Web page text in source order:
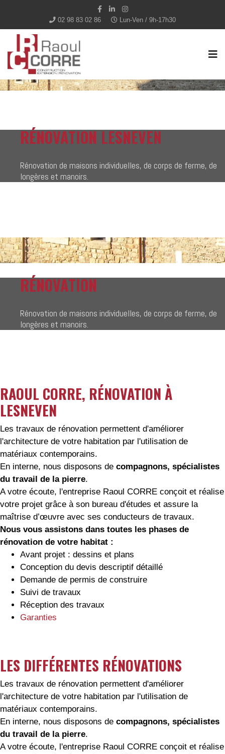
02 98 83 02 86 Lun-Ven / 9h-17h30
RÉNOVATION LESNEVEN
Rénovation de maisons individuelles, de corps de ferme, de
longères et manoirs.
RÉNOVATION
Rénovation de maisons individuelles, de corps de ferme, de
longères et manoirs.
RAOUL CORRE, RÉNOVATION À
LESNEVEN
Les travaux de rénovation permettent d'améliorer
l'architecture de votre habitation par l'utilisation de
matériaux contemporains.
En interne, nous disposons de compagnons, spécialistes
du travail de la pierre.
A votre écoute, l'entreprise Raoul CORRE conçoit et réalise
votre projet grâce à son bureau d'études et assure la
maîtrise d’œuvre avec ses conducteurs de travaux.
Nous vous assistons dans toutes les phases de
rénovation de votre habitat :
Avant projet : dessins et plans
Conception du devis descriptif détaillé
Demande de permis de construire
Suivi de travaux
Réception des travaux
Garanties
LES DIFFÉRENTES RÉNOVATIONS
Les travaux de rénovation permettent d'améliorer
l'architecture de votre habitation par l'utilisation de
matériaux contemporains.
En interne, nous disposons de compagnons, spécialistes
du travail de la pierre.
A votre écoute, l'entreprise Raoul CORRE conçoit et réalise